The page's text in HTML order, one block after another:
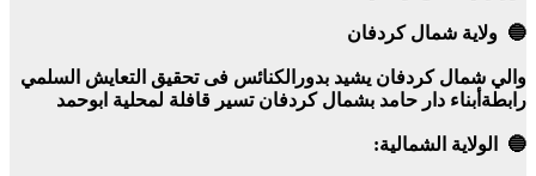
🔵 ولاية شمال كردفان
والي شمال كردفان يشيد بدورالكنائس فى تحقيق التعايش السلمي
رابطةأبناء دار حامد بشمال كردفان تسير قافلة لمحلية ابوحمد
🔵 الولاية الشمالية: